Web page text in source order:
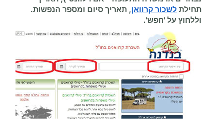
תחילת לשכור קרוואן, תאריך סיום ומספר הנפשות.
וללחוץ על 'חפש'.